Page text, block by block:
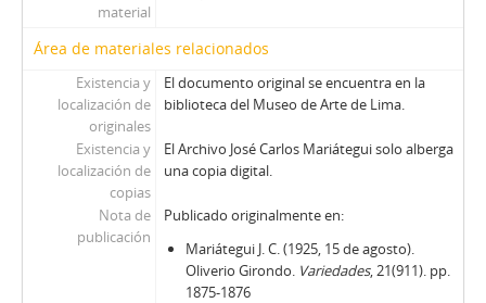
material
Área de materiales relacionados
Existencia y
localización de
originales
El documento original se encuentra en la
biblioteca del Museo de Arte de Lima.
Existencia y
localización de
copias
El Archivo José Carlos Mariátegui solo alberga
una copia digital.
Nota de
publicación
Publicado originalmente en:
Mariátegui J. C. (1925, 15 de agosto).
Oliverio Girondo. Variedades, 21(911). pp.
1875-1876